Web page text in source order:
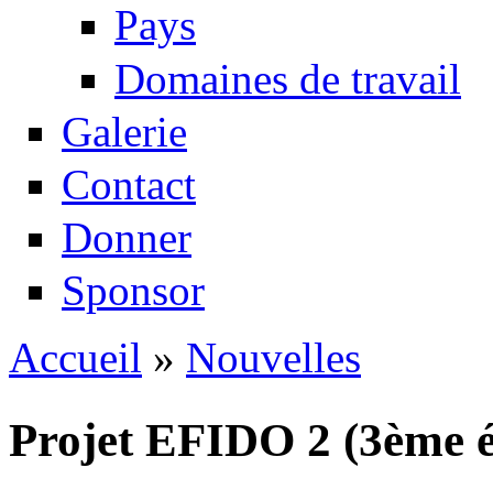
Pays
Domaines de travail
Galerie
Contact
Donner
Sponsor
Vous êtes ici
Accueil » Nouvelles
Projet EFIDO 2 (3ème